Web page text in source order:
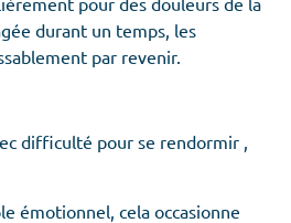
durant un temps, les
par revenir.
difficulté pour se rendormir ,
émotionnel, cela occasionne